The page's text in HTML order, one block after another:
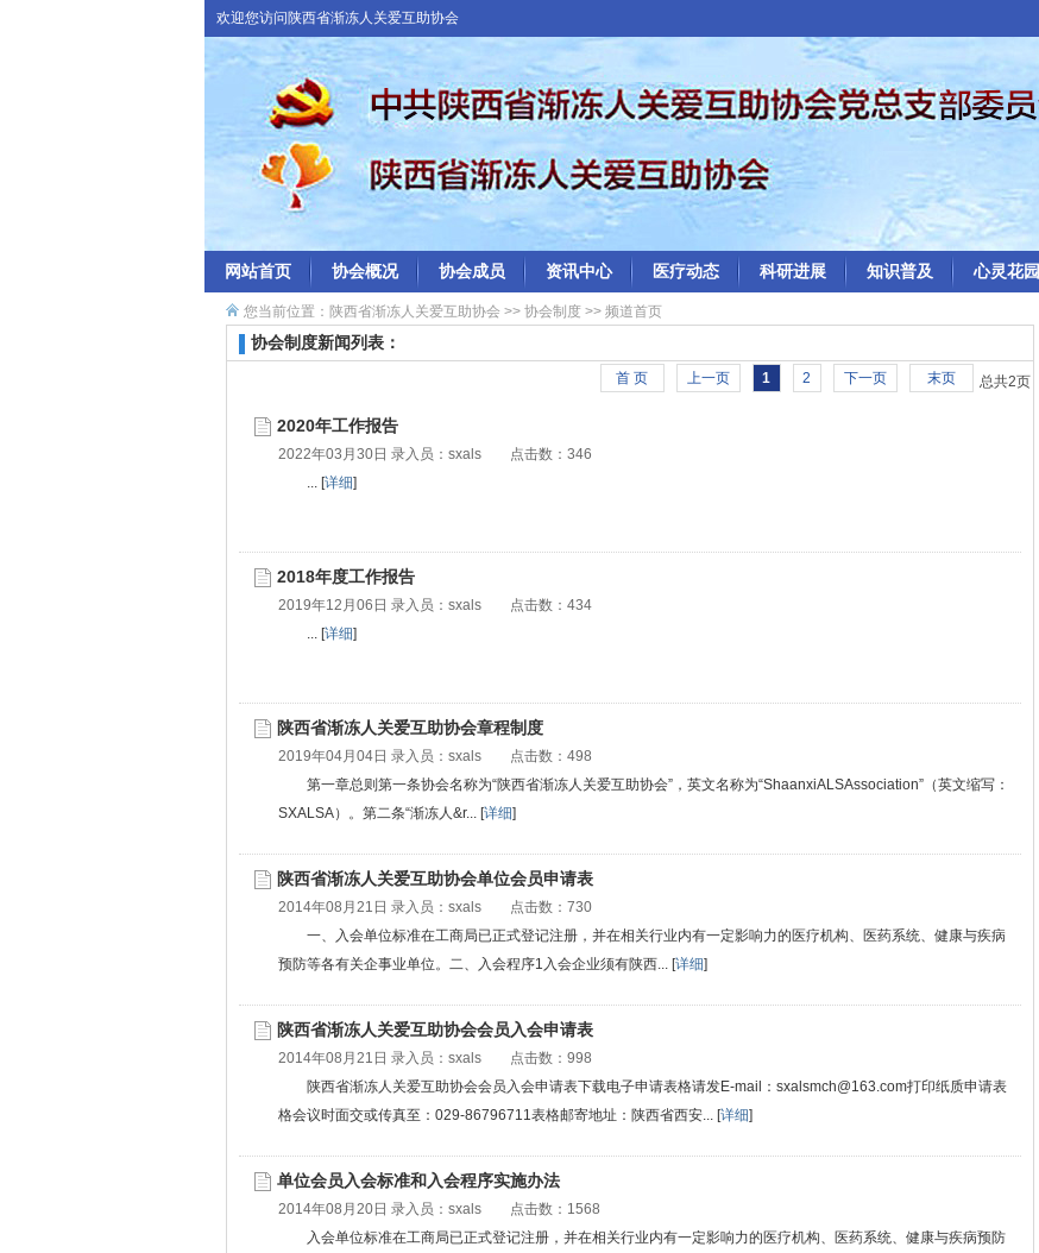
欢迎您访问陕西省渐冻人关爱互助协会
网站首页 协会概况 协会成员 资讯中心 医疗动态 科研进展 知识普及 心灵花园
您当前位置： 陕西省渐冻人关爱互助协会 >> 协会制度>> 频道首页
协会制度新闻列表：
首 页 上一页 1 2 下一页 末页 总共2页
2020年工作报告
2022年03月30日 录入员： sxals点击数：346
... [详细]
2018年度工作报告
2019年12月06日 录入员： sxals点击数：434
... [详细]
陕西省渐冻人关爱互助协会章程制度
2019年04月04日 录入员： sxals点击数：498
第一章总则第一条协会名称为“陕西省渐冻人关爱互助协会”，英文名称为“ShaanxiALSAssociation”（英文缩写：
SXALSA）。第二条“渐冻人&r... [详细]
陕西省渐冻人关爱互助协会单位会员申请表
2014年08月21日 录入员： sxals点击数：730
一、入会单位标准在工商局已正式登记注册，并在相关行业内有一定影响力的医疗机构、医药系统、健康与疾病
预防等各有关企事业单位。二、入会程序1入会企业须有陕西... [详细]
陕西省渐冻人关爱互助协会会员入会申请表
2014年08月21日 录入员： sxals点击数：998
陕西省渐冻人关爱互助协会会员入会申请表下载电子申请表格请发E-mail：sxalsmch@163.com打印纸质申请表
格会议时面交或传真至：029-86796711表格邮寄地址：陕西省西安... [详细]
单位会员入会标准和入会程序实施办法
2014年08月20日 录入员： sxals点击数：1568
入会单位标准在工商局已正式登记注册，并在相关行业内有一定影响力的医疗机构、医药系统、健康与疾病预防